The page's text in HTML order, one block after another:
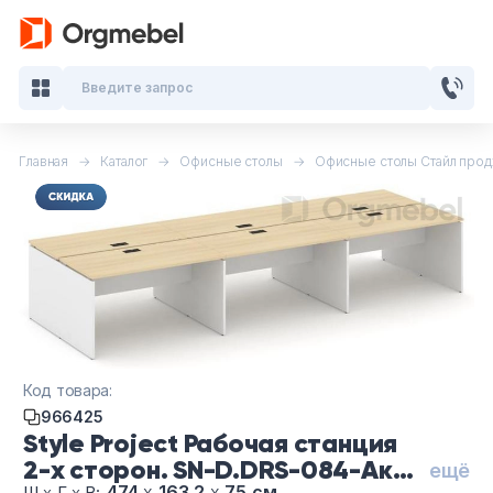
Главная Каталог Офисные столы Офисные столы Стайл
Style Project Рабочая станция
2-х сторон. SN-D.DRS-084-Ак
ещё
Код товара:
966425
Введите запрос
Кабинеты руководителя
Мебель для персонала
Столы для переговоров
Стойки ресепшн
Офисные столы